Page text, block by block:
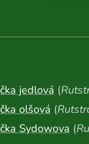
jedlová (
olšová (
Sydowova (